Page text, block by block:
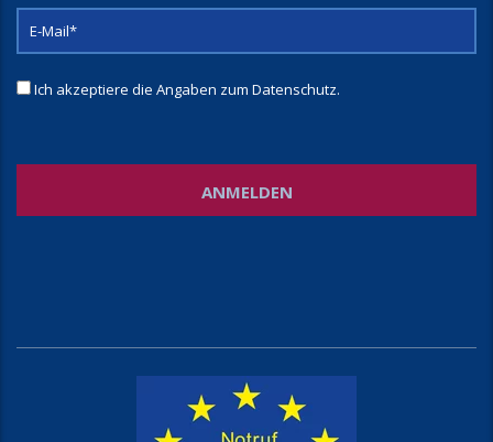
Ich akzeptiere die Angaben zum Datenschutz.